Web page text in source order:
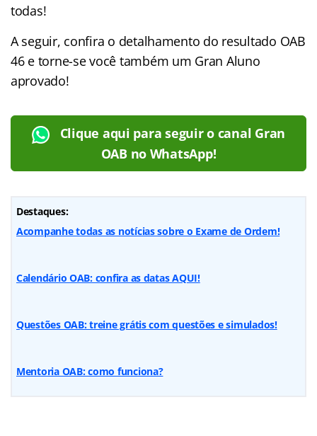
todas!
A seguir, confira o detalhamento do resultado OAB
46 e torne-se você também um Gran Aluno
aprovado!
Clique aqui para seguir o canal Gran
OAB no WhatsApp!
Destaques:
Acompanhe todas as notícias sobre o Exame de Ordem!
Calendário OAB: confira as datas AQUI!
Questões OAB: treine grátis com questões e simulados!
Mentoria OAB: como funciona?